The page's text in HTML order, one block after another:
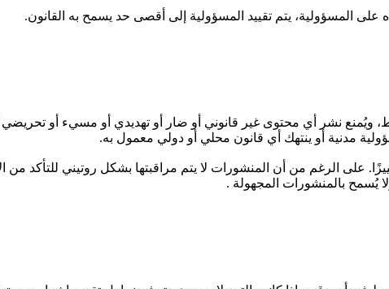
على المسؤولية، يتم تقييد المسؤولية إلى أقصى حد يسمح به القانون.
فقط، ويُمنع نشر أي محتوى غير قانوني أو ضار أو تهديدي أو مسيء أو
مدنية أو ينتهك أي قانون محلي أو دولي معمول به.
على الرغم من أن المنشورات لا يتم مراقبتها بشكل روتيني للتأكد
يُسمح بالمنشورات المجهولة .